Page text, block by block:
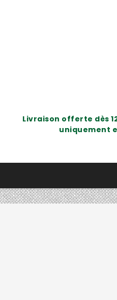
Livraison offerte dès
uniquement